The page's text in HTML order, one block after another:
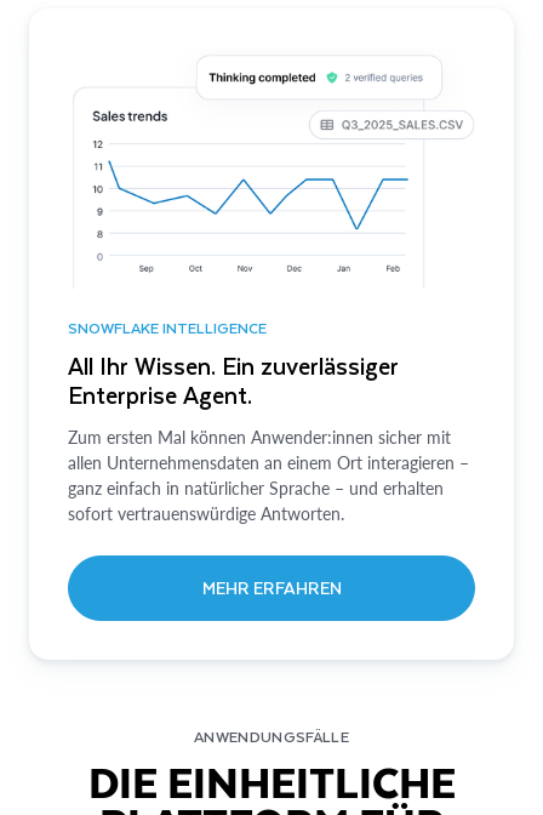
SNOWFLAKE INTELLIGENCE
All Ihr Wissen. Ein zuverlässiger
Enterprise Agent.
Zum ersten Mal können Anwender:innen sicher mit
allen Unternehmensdaten an einem Ort interagieren –
ganz einfach in natürlicher Sprache – und erhalten
sofort vertrauenswürdige Antworten.
MEHR ERFAHREN
ANWENDUNGSFÄLLE
DIE EINHEITLICHE